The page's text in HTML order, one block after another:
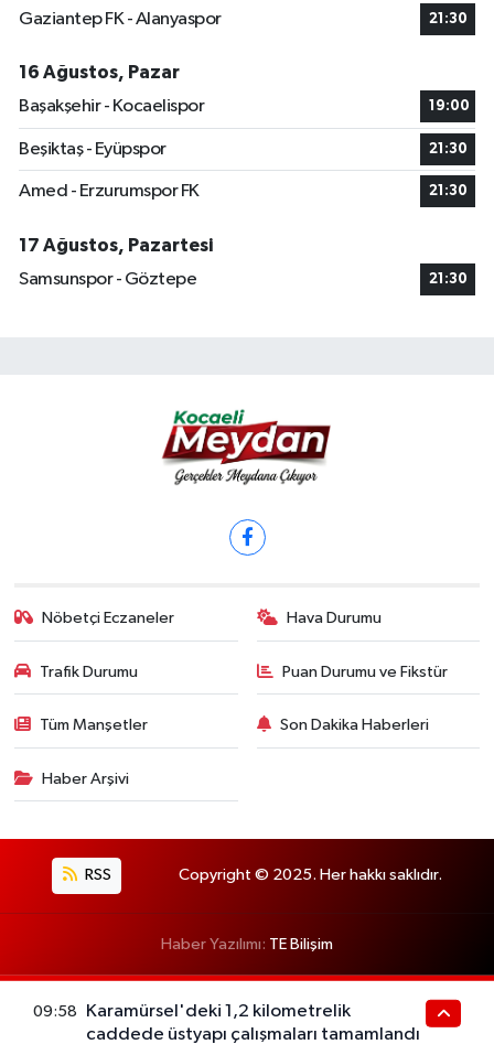
Gaziantep FK - Alanyaspor 21:30
16 Ağustos, Pazar
Başakşehir - Kocaelispor
19:00
Beşiktaş - Eyüpspor 21:30
Amed - Erzurumspor FK 21:30
17 Ağustos, Pazartesi
Samsunspor - Göztepe
21:30
Nöbetçi Eczaneler Hava Durumu
Trafik Durumu Puan Durumu ve Fikstür
Tüm Manşetler Son Dakika Haberleri
Haber Arşivi
RSS Copyright © 2025. Her hakkı saklıdır.
Haber Yazılımı: TE Bilişim
09:58
Karamürsel'deki 1,2 kilometrelik
caddede üstyapı çalışmaları tamamlandı